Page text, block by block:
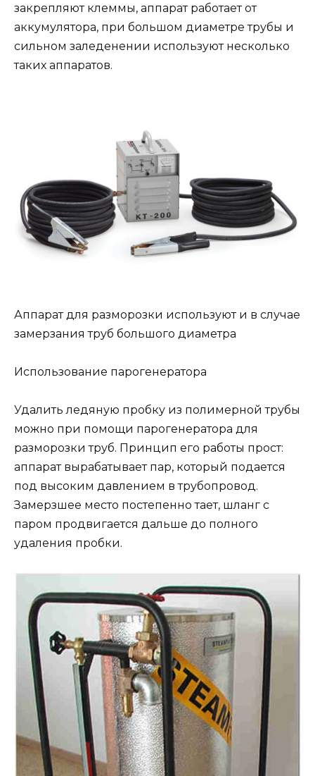
закрепляют клеммы, аппарат работает от
аккумулятора, при большом диаметре трубы и
сильном заледенении используют несколько
таких аппаратов.
Аппарат для разморозки используют и в случае
замерзания труб большого диаметра
Использование парогенератора
Удалить ледяную пробку из полимерной трубы
можно при помощи парогенератора для
разморозки труб. Принцип его работы прост:
аппарат вырабатывает пар, который подается
под высоким давлением в трубопровод.
Замерзшее место постепенно тает, шланг с
паром продвигается дальше до полного
удаления пробки.